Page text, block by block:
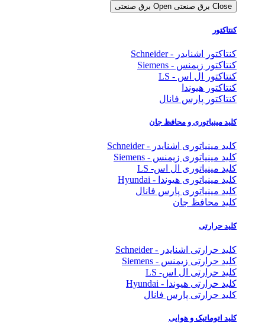
Close برق صنعتی Open برق صنعتی
کنتاکتور
کنتاکتور اشنایدر - Schneider
کنتاکتور زیمنس - Siemens
کنتاکتور ال اس - LS
کنتاکتور هیوندا
کنتاکتور پارس فانال
کلید مینیاتوری و محافظ جان
کلید مینیاتوری اشنایدر - Schneider
کلید مینیاتوری زیمنس - Siemens
کلید مینیاتوری ال اس- LS
کلید مینیاتوری هیوندا - Hyundai
کلید مینیاتوری پارس فانال
کلید محافظ جان
کلید حرارتی
کلید حرارتی اشنایدر - Schneider
کلید حرارتی زیمنس - Siemens
کلید حرارتی ال اس- LS
کلید حرارتی هیوندا - Hyundai
کلید حرارتی پارس فانال
کلید اتوماتیک و هوایی